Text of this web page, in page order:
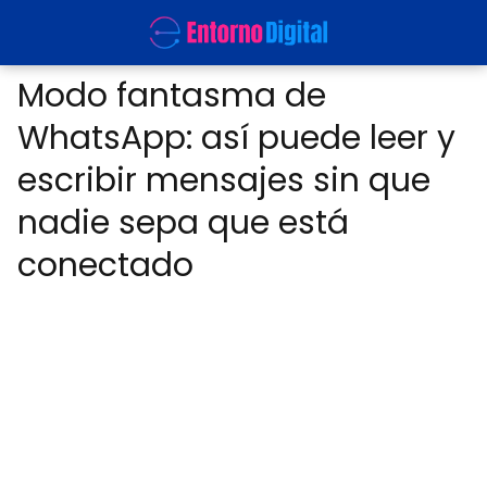
Modo fantasma de
WhatsApp: así puede leer y
escribir mensajes sin que
nadie sepa que está
conectado